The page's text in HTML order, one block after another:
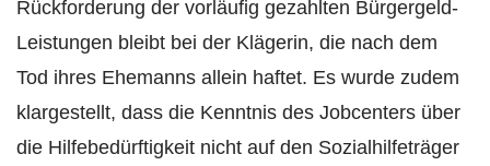
Rückforderung der vorläufig gezahlten Bürgergeld-
Leistungen bleibt bei der Klägerin, die nach dem
Tod ihres Ehemanns allein haftet. Es wurde zudem
klargestellt, dass die Kenntnis des Jobcenters über
die Hilfebedürftigkeit nicht auf den Sozialhilfeträger